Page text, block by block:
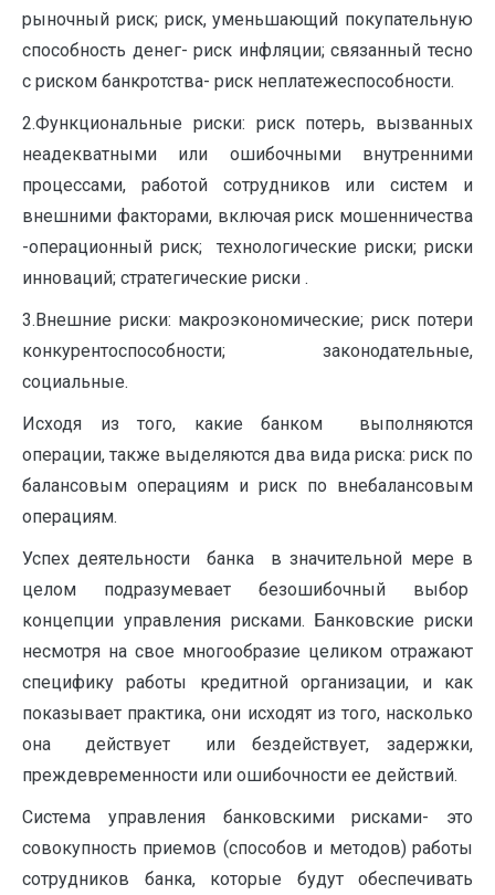
рыночный риск; риск, уменьшающий покупательную
способность денег- риск инфляции; связанный тесно
с риском банкротства- риск неплатежеспособности.
2.Функциональные риски: риск потерь, вызванных
неадекватными или ошибочными внутренними
процессами, работой сотрудников или систем и
внешними факторами, включая риск мошенничества
-операционный риск; технологические риски; риски
инноваций; стратегические риски .
3.Внешние риски: макроэкономические; риск потери
конкурентоспособности; законодательные,
социальные.
Исходя из того, какие банком выполняются
операции, также выделяются два вида риска: риск по
балансовым операциям и риск по внебалансовым
операциям.
Успех деятельности банка в значительной мере в
целом подразумевает безошибочный выбор
концепции управления рисками. Банковские риски
несмотря на свое многообразие целиком отражают
специфику работы кредитной организации, и как
показывает практика, они исходят из того, насколько
она действует или бездействует, задержки,
преждевременности или ошибочности ее действий.
Система управления банковскими рисками- это
совокупность приемов (способов и методов) работы
сотрудников банка, которые будут обеспечивать